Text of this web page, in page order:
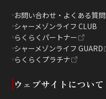
お問い合わせ・よくある質問
シャーメゾンライフ CLUB
らくらくパートナー
シャーメゾンライフ GUARD
らくらくプラチナ
ウェブサイトについて